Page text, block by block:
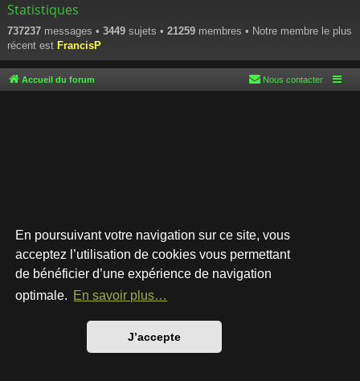
En poursuivant votre navigation sur ce site, vous
acceptez l’utilisation de cookies vous permettant
de bénéficier d’une expérience de navigation
optimale. En savoir plus…
J’accepte
Statistiques
737237 messages • 3449 sujets • 21259 membres • Notre membre le plus
récent est FrancisP
Accueil du forum Nous contacter
Développé parphpBB® Forum Software © phpBB Limited
Style par
Traduction française officielle